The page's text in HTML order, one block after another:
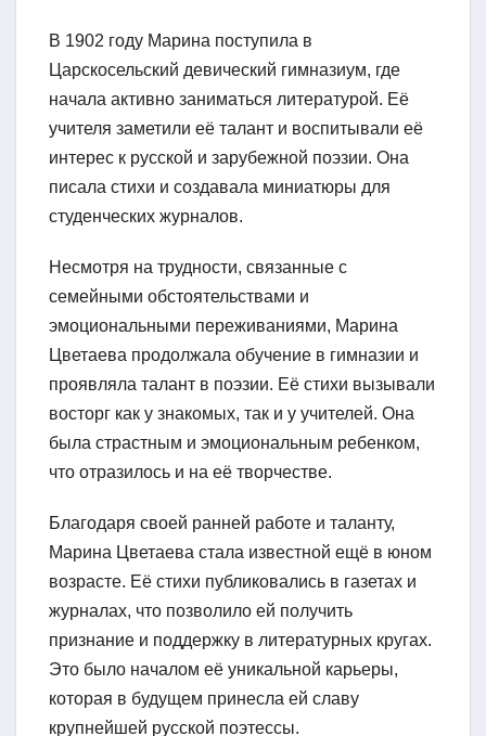
В 1902 году Марина поступила в
Царскосельский девический гимназиум, где
начала активно заниматься литературой. Её
учителя заметили её талант и воспитывали её
интерес к русской и зарубежной поэзии. Она
писала стихи и создавала миниатюры для
студенческих журналов.
Несмотря на трудности, связанные с
семейными обстоятельствами и
эмоциональными переживаниями, Марина
Цветаева продолжала обучение в гимназии и
проявляла талант в поэзии. Её стихи вызывали
восторг как у знакомых, так и у учителей. Она
была страстным и эмоциональным ребенком,
что отразилось и на её творчестве.
Благодаря своей ранней работе и таланту,
Марина Цветаева стала известной ещё в юном
возрасте. Её стихи публиковались в газетах и
журналах, что позволило ей получить
признание и поддержку в литературных кругах.
Это было началом её уникальной карьеры,
которая в будущем принесла ей славу
крупнейшей русской поэтессы.